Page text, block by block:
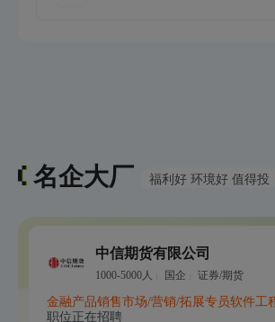
名企大厂 福利好 环境好 值得投
中信期货有限公司
1000-5000人 国企 证券/期货
金融产品销售市场/营销/拓展专员软件工
职位正在招聘